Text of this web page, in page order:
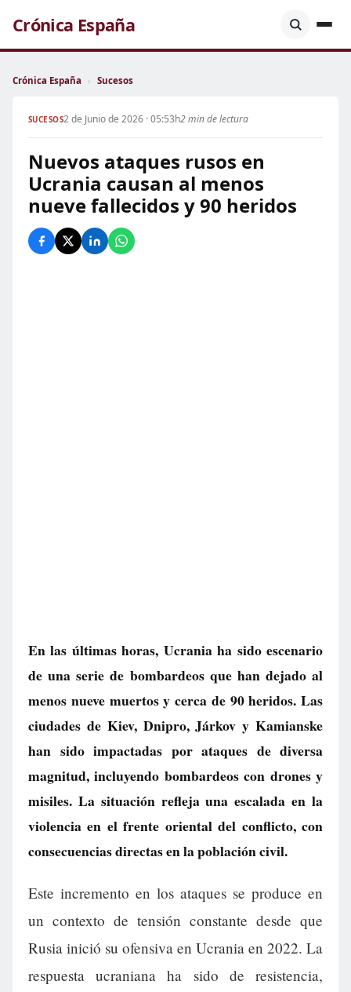
Crónica España
Crónica España › Sucesos
SUCESOS2 de Junio de 2026 · 05:53h2 min de lectura
Nuevos ataques rusos en
Ucrania causan al menos
nueve fallecidos y 90 heridos
En las últimas horas, Ucrania ha sido escenario
de una serie de bombardeos que han dejado al
menos nueve muertos y cerca de 90 heridos. Las
ciudades de Kiev, Dnipro, Járkov y Kamianske
han sido impactadas por ataques de diversa
magnitud, incluyendo bombardeos con drones y
misiles. La situación refleja una escalada en la
violencia en el frente oriental del conflicto, con
consecuencias directas en la población civil.
Este incremento en los ataques se produce en
un contexto de tensión constante desde que
Rusia inició su ofensiva en Ucrania en 2022. La
respuesta ucraniana ha sido de resistencia,